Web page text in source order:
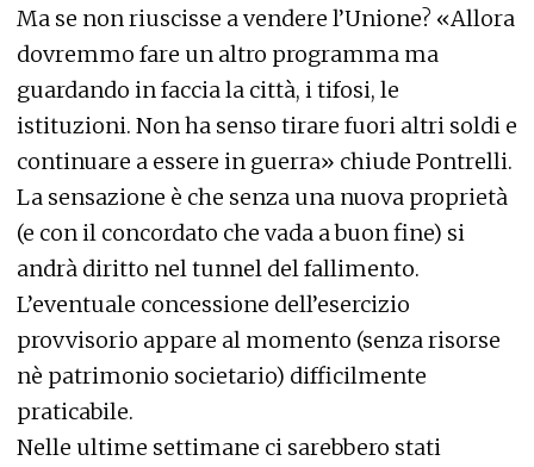
Ma se non riuscisse a vendere l’Unione? «Allora
dovremmo fare un altro programma ma
guardando in faccia la città, i tifosi, le
istituzioni. Non ha senso tirare fuori altri soldi e
continuare a essere in guerra» chiude Pontrelli.
La sensazione è che senza una nuova proprietà
(e con il concordato che vada a buon fine) si
andrà diritto nel tunnel del fallimento.
L’eventuale concessione dell’esercizio
provvisorio appare al momento (senza risorse
nè patrimonio societario) difficilmente
praticabile.
Nelle ultime settimane ci sarebbero stati